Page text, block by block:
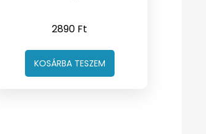
2890 Ft
KOSÁRBA TESZEM